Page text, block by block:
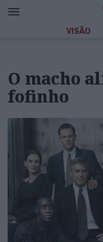
VISÃO
O macho
fofinho